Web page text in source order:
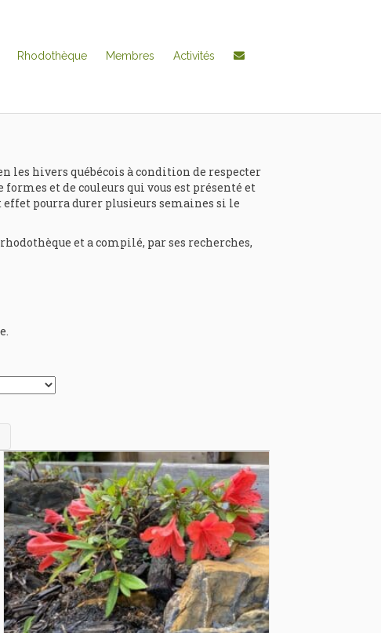
Rhodothèque Membres Activités
les hivers québécois à condition de respecter
et de couleurs qui vous est présenté et
pourra durer plusieurs semaines si le
et a compilé, par ses recherches,